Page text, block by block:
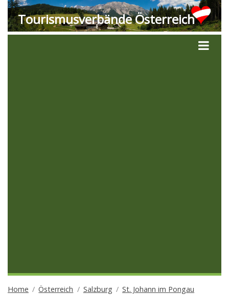
Tourismusverbände Österreich
Home Österreich Salzburg St. Johann im Pongau